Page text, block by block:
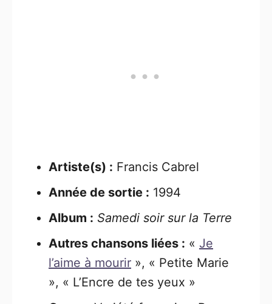
Artiste(s) : Francis Cabrel
Année de sortie : 1994
Album : Samedi soir sur la Terre
Autres chansons liées : « Je
l’aime à mourir », « Petite Marie
», « L’Encre de tes yeux »